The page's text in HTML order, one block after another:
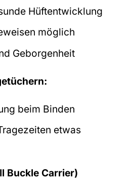
Hüftentwicklung
möglich
Geborgenheit
beim Binden
etwas
Buckle Carrier)